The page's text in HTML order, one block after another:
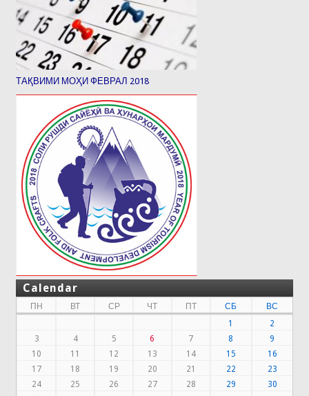
ТАҚВИМИ МОҲИ ФЕВРАЛ 2018
Calendar
ПН ВТ СР ЧТ ПТ СБ
ВС
1
2
3
4 5 6 7 8
9
10
11 12 13 14 15
16
17
18 19 20 21 22
23
24
25 26 27 28 29
30